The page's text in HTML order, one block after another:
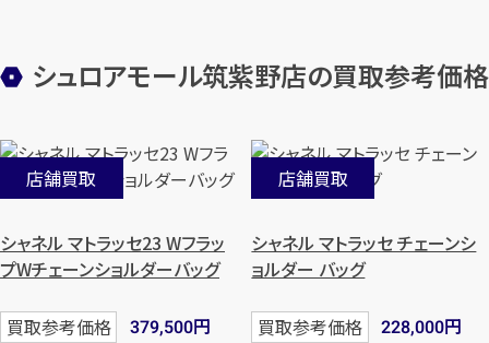
シュロアモール筑紫野店の買取参考価格
店舗買取
シャネル マトラッセ23 Wフラッ
プWチェーンショルダーバッグ
買取参考価格 379,500円
店舗買取
シャネル マトラッセ チェーンシ
ョルダー バッグ
買取参考価格 228,000円